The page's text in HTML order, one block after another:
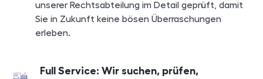
unserer Rechtsabteilung im Detail geprüft, damit
Sie in Zukunft keine bösen Überraschungen
erleben.
Full Service: Wir suchen, prüfen,